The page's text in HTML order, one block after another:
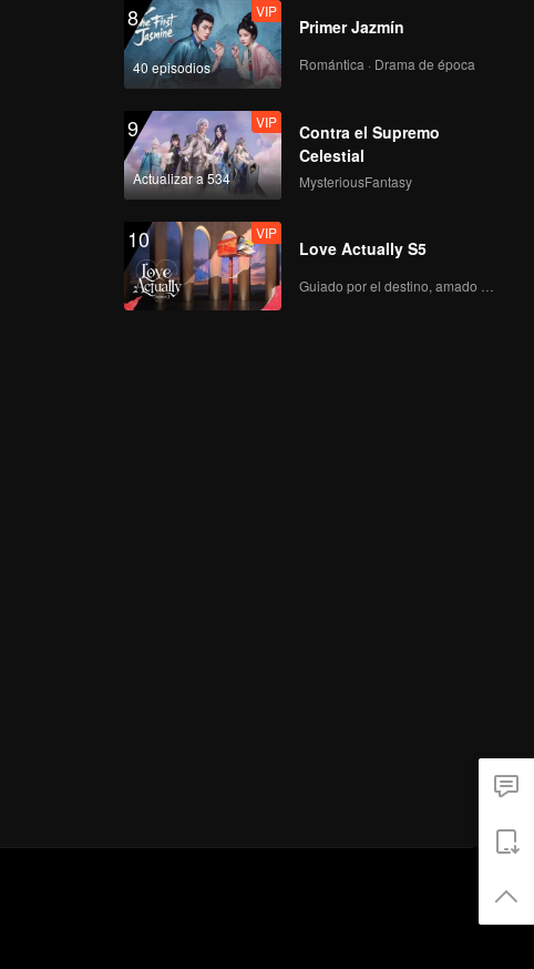
8
40 episodios
VIP
Primer Jazmín
Romántica · Drama de época
9
Actualizar a 534
VIP
Contra el Supremo
Celestial
MysteriousFantasy
10 VIP
Love Actually S5